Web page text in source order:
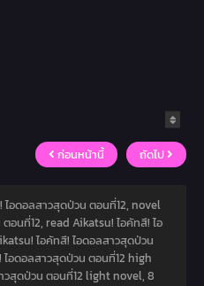
ก่อนหน้านี้ ถัดไป
อดอลสาวสุดป่วน ตอนที่12, novel
อนที่12, read Aikatsu! ไอคัทสึ! ไอ
ไอคัทสึ! ไอดอลสาวสุดป่วน
อดอลสาวสุดป่วน ตอนที่12 high
วสุดป่วน ตอนที่12 light novel, 8